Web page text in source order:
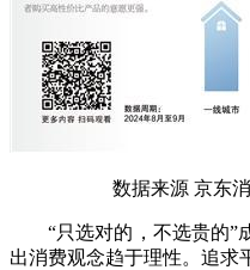
数据来源 京东
“只选对的，不选贵的”
出消费观念趋于理性。追求